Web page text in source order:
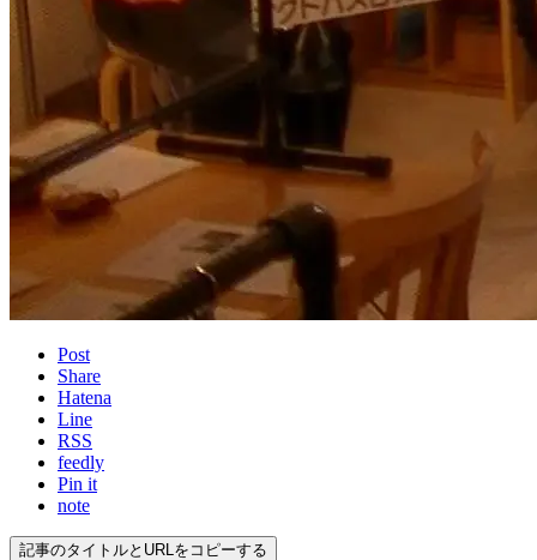
Post
Share
Hatena
Line
RSS
feedly
Pin it
note
記事のタイトルとURLをコピーする